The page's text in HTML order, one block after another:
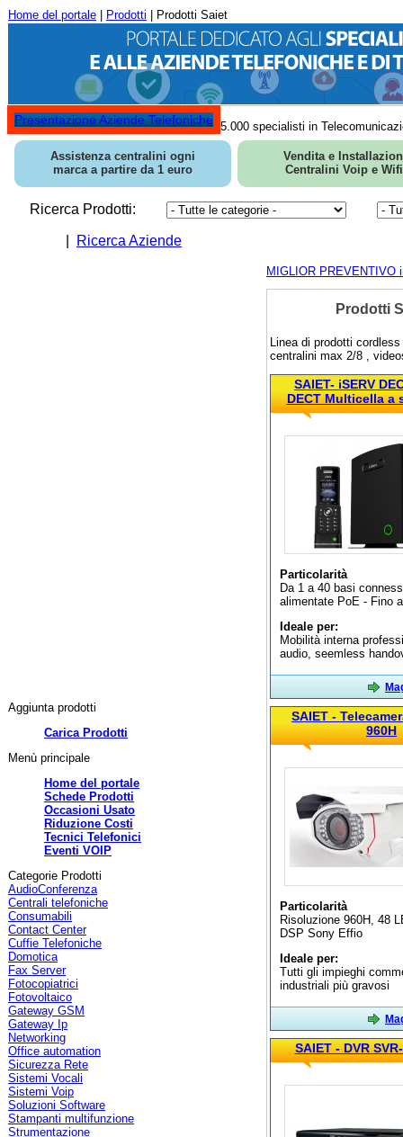
Home del portale Prodotti | Prodotti Saiet
Presentazione Aziende Telefoniche 5.000 specialisti in
Assistenza centralini ogni
marca a partire da 1 euro
Vendita e
Centralini Voip e
Ricerca Prodotti:
Ricerca Aziende
Aggiunta prodotti
Carica Prodotti
Menù principale
Home del portale
Schede Prodotti
Occasioni Usato
Riduzione Costi
Tecnici Telefonici
Eventi VOIP
Categorie Prodotti
AudioConferenza
Centrali telefoniche
Consumabili
Contact Center
Cuffie Telefoniche
Domotica
Fax Server
Fotocopiatrici
Fotovoltaico
Gateway GSM
Gateway Ip
Networking
Office automation
Sicurezza Rete
Sistemi Vocali
Sistemi Voip
Soluzioni Software
Stampanti multifunzione
Strumentazione
MIGLIOR PREVENTIVO
Prodotti
Linea di prodotti
centralini max 2/8 ,
SAIET- iSERV
DECT Multicella a
Particolarità
Da 1 a 40 basi
alimentate PoE - Fino
Ideale per:
Mobilità interna
audio, seemless
SAIET -
960H
Particolarità
Risoluzione 960H, 48
DSP Sony Effio
Ideale per:
Tutti gli impieghi
industriali più gravosi
SAIET - DVR